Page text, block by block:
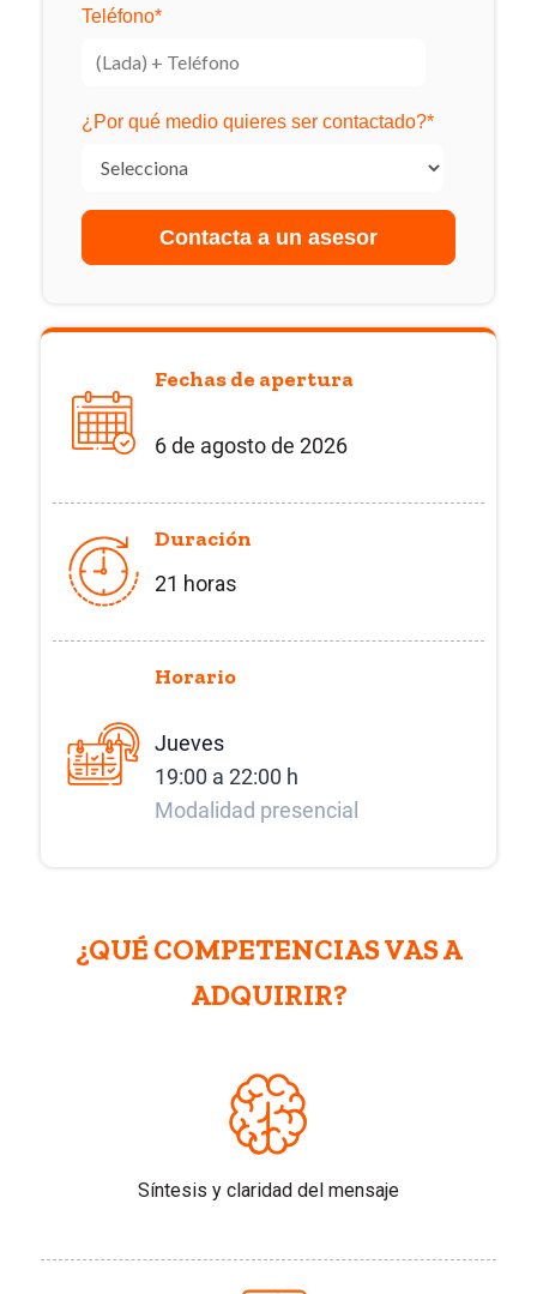
Teléfono*
¿Por qué medio quieres ser contactado?*
Fechas de apertura
6 de agosto de 2026
Duración
21 horas
Horario
Jueves
19:00 a 22:00 h
Modalidad presencial
¿QUÉ COMPETENCIAS VAS A
ADQUIRIR?
Síntesis y claridad del mensaje